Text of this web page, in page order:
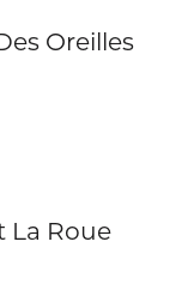
Oreilles
La Roue